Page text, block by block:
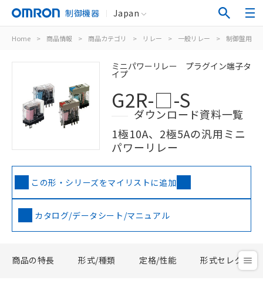
制御機器 Japan
Home > 商品情報 > 商品カテゴリ > リレー > 一般リレー > 制御盤用
ミニパワーリレー プラグイン端子タ
イプ
G2R-□-S
ダウンロード資料一覧
1極10A、2極5Aの汎用ミニ
パワーリレー
この形・シリーズをマイリストに追加
カタログ/データシート/マニュアル
商品の特長 形式/種類 定格/性能 形式セレクタ